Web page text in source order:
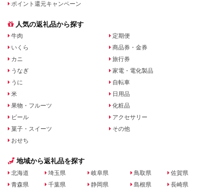
ポイント還元キャンペーン
人気の返礼品から探す
牛肉
いくら
カニ
うなぎ
うに
米
果物・フルーツ
ビール
菓子・スイーツ
おせち
定期便
商品券・金券
旅行券
家電・電化製品
自転車
日用品
化粧品
アクセサリー
その他
地域から返礼品を探す
北海道
青森県
埼玉県
千葉県
岐阜県
静岡県
鳥取県
島根県
佐賀県
長崎県